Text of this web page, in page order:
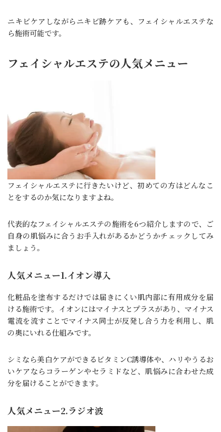
ニキビケアしながらニキビ跡ケアも、フェイシャルエステな
ら施術可能です。
フェイシャルエステの人気メニュー
フェイシャルエステに行きたいけど、初めての方はどんなこ
とをするのか気になりますよね。
代表的なフェイシャルエステの施術を6つ紹介しますので、ご
自身の肌悩みに合うお手入れがあるかどうかチェックしてみ
ましょう。
人気メニュー1.イオン導入
化粧品を塗布するだけでは届きにくい肌内部に有用成分を届
ける施術です。イオンにはマイナスとプラスがあり、マイナス
電流を流すことでマイナス同士が反発し合う力を利用し、肌
の奥にいれる仕組みです。
シミなら美白ケアができるビタミンC誘導体や、ハリやうるお
いケアならコラーゲンやセラミドなど、肌悩みに合わせた成
分を届けることができます。
人気メニュー2.ラジオ波